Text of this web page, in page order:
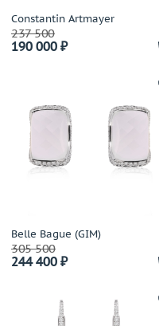
Tiffany & Co
Valente
Zorab
Constantin Artmayer
237 500
190 000 ₽
Belle Bague (GIM)
305 500
244 400 ₽